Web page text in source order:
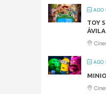
AGO
TOY
ÁVILA
AGO